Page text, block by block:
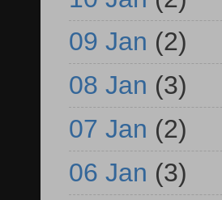
09 Jan (2)
08 Jan (3)
07 Jan (2)
06 Jan (3)